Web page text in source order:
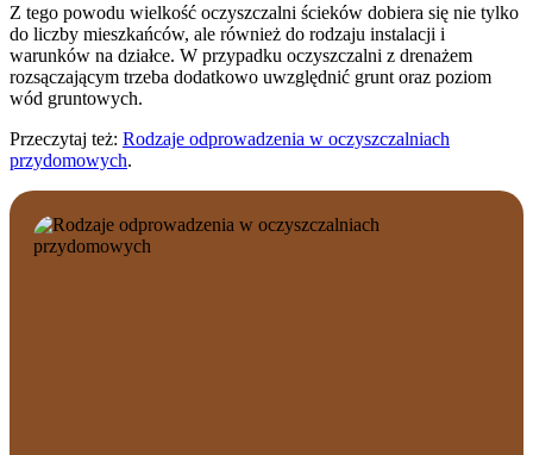
Z tego powodu wielkość oczyszczalni ścieków dobiera się nie tylko
do liczby mieszkańców, ale również do rodzaju instalacji i
warunków na działce. W przypadku oczyszczalni z drenażem
rozsączającym trzeba dodatkowo uwzględnić grunt oraz poziom
wód gruntowych.
Przeczytaj też: Rodzaje odprowadzenia w oczyszczalniach
przydomowych.